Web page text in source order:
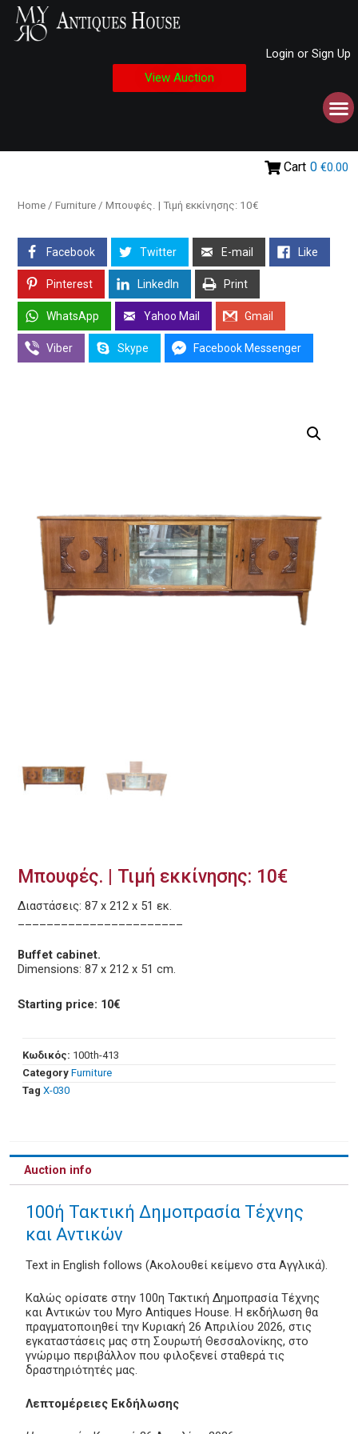
Login or Sign Up
View Auction
Cart 0 €0.00
Home / Furniture / Μπουφές. | Τιμή εκκίνησης: 10€
Facebook Twitter E-mail Like
Pinterest LinkedIn Print
WhatsApp Yahoo Mail Gmail
Viber Skype Facebook Messenger
Μπουφές. | Τιμή εκκίνησης: 10€
Διαστάσεις: 87 x 212 x 51 εκ.
Buffet cabinet.
Dimensions: 87 x 212 x 51 cm.
Starting price: 10€
Κωδικός: 100th-413
Category Furniture
Tag Χ-030
Auction info
100ή Τακτική Δημοπρασία Τέχνης
και Αντικών
Text in English follows (Ακολουθεί κείμενο στα Αγγλικά).
Καλώς ορίσατε στην 100η Τακτική Δημοπρασία Τέχνης
και Αντικών του Myro Antiques House. Η εκδήλωση θα
πραγματοποιηθεί την Κυριακή 26 Απριλίου 2026, στις
εγκαταστάσεις μας στη Σουρωτή Θεσσαλονίκης, στο
γνώριμο περιβάλλον που φιλοξενεί σταθερά τις
δραστηριότητές μας.
Λεπτομέρειες Εκδήλωσης